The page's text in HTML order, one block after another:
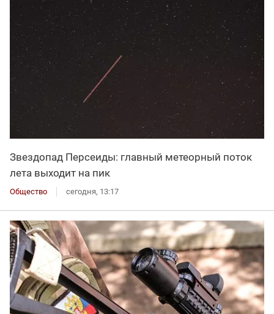
Звездопад Персеиды: главный метеорный поток
лета выходит на пик
Общество сегодня, 13:17